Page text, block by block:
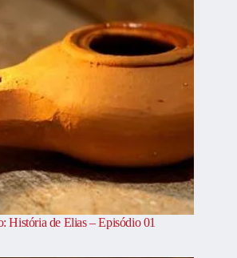
História de Elias – Episódio 01